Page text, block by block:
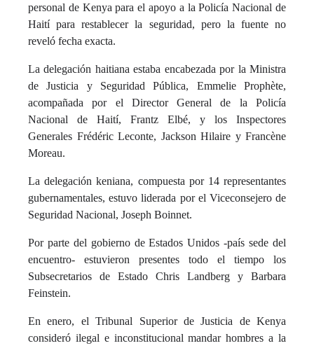
personal de Kenya para el apoyo a la Policía Nacional de
Haití para restablecer la seguridad, pero la fuente no
reveló fecha exacta.
La delegación haitiana estaba encabezada por la Ministra
de Justicia y Seguridad Pública, Emmelie Prophète,
acompañada por el Director General de la Policía
Nacional de Haití, Frantz Elbé, y los Inspectores
Generales Frédéric Leconte, Jackson Hilaire y Francène
Moreau.
La delegación keniana, compuesta por 14 representantes
gubernamentales, estuvo liderada por el Viceconsejero de
Seguridad Nacional, Joseph Boinnet.
Por parte del gobierno de Estados Unidos -país sede del
encuentro- estuvieron presentes todo el tiempo los
Subsecretarios de Estado Chris Landberg y Barbara
Feinstein.
En enero, el Tribunal Superior de Justicia de Kenya
consideró ilegal e inconstitucional mandar hombres a la